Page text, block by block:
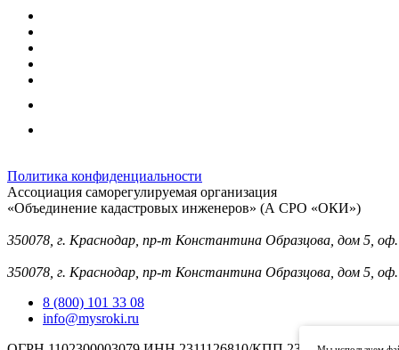
Политика конфиденциальности
Ассоциация саморегулируемая организация
«Объединение кадастровых инженеров» (А СРО «ОКИ»)
350078, г. Краснодар, пр-т Константина Образцова, дом 5,
350078, г. Краснодар, пр-т Константина Образцова, дом 5,
8 (800) 101 33 08
info@mysroki.ru